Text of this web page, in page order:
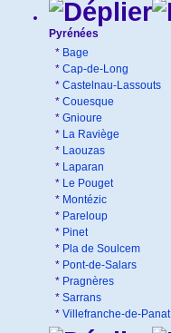
Pyrénées
* Bage
* Cap-de-Long
* Castelnau-Lassouts
* Couesque
* Gnioure
* La Raviège
* Laouzas
* Laparan
* Le Pouget
* Montézic
* Pareloup
* Pinet
* Pla de Soulcem
* Pont-de-Salars
* Pragnères
* Sarrans
* Villefranche-de-Panat